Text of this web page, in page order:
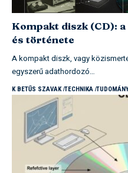
Kompakt diszk (CD):
és története
A kompakt diszk, vagy
egyszerű adathordozó…
K BETŰS SZAVAK TECHNIKA